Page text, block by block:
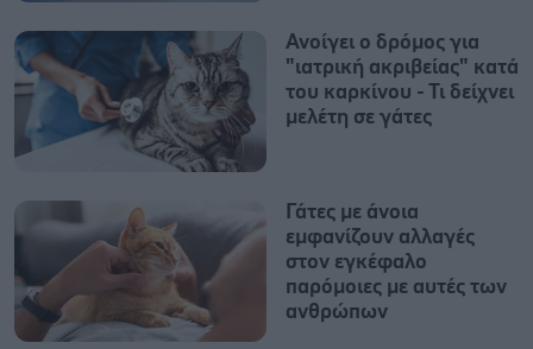
Ανοίγει ο δρόμος για
"ιατρική ακριβείας" κατά
του καρκίνου - Τι δείχνει
μελέτη σε γάτες
Γάτες με άνοια
εμφανίζουν αλλαγές
στον εγκέφαλο
παρόμοιες με αυτές των
ανθρώπων